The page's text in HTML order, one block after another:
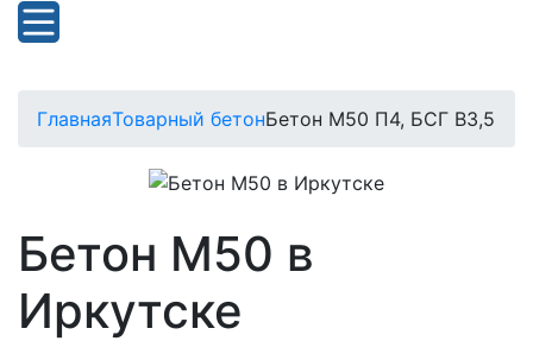
ГлавнаяТоварный бетонБетон М50 П4, БСГ В3,5
Бетон М50 в
Иркутске